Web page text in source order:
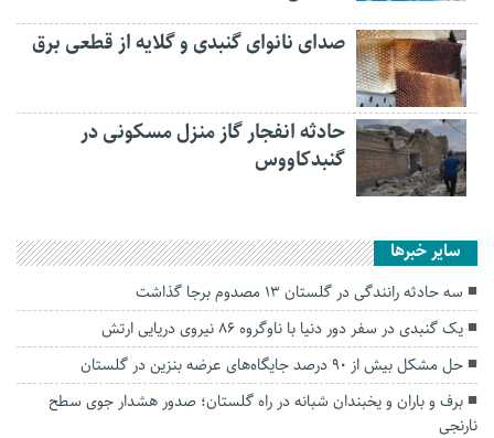
صدای نانوای گنبدی و گلایه از قطعی برق
حادثه انفجار گاز منزل مسکونی در
گنبدکاووس
سایر خبرها
سه حادثه رانندگی در گلستان ۱۳ مصدوم برجا گذاشت
یک گنبدی در سفر دور دنیا با ناوگروه 86 نیروی دریایی ارتش
حل مشکل بیش از ۹۰ درصد جایگاه‌های عرضه بنزین در گلستان
برف و باران و یخبندان شبانه در راه گلستان؛ صدور هشدار جوی سطح
نارنجی